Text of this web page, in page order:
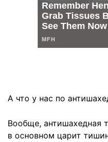
А что у нас по
Вообще, антишахедная
в основном царит